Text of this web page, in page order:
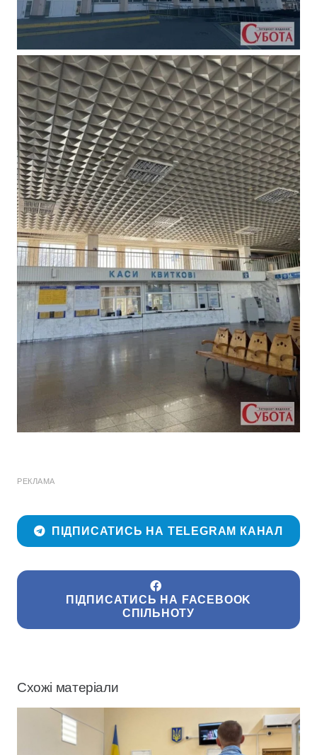
РЕКЛАМА
ПІДПИСАТИСЬ НА TELEGRAM КАНАЛ
ПІДПИСАТИСЬ НА FACEBOOK
СПІЛЬНОТУ
Схожі матеріали